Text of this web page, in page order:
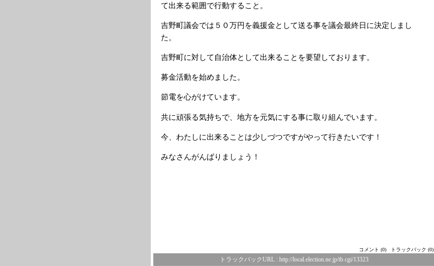
て出来る範囲で行動すること。
吉野町議会では５０万円を義援金として送る事を議会最終日に決定しまし
た。
吉野町に対して自治体として出来ることを要望しております。
募金活動を始めました。
節電を心がけています。
共に頑張る気持ちで、地方を元気にする事に取り組んでいます。
今、わたしに出来ることは少しづつですがやって行きたいです！
みなさんがんばりましょう！
コメント (0) トラックバック (0)
トラックバックURL : http://local.election.ne.jp/tb.cgi/13323